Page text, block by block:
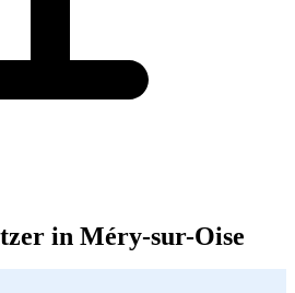
in Méry-sur-Oise